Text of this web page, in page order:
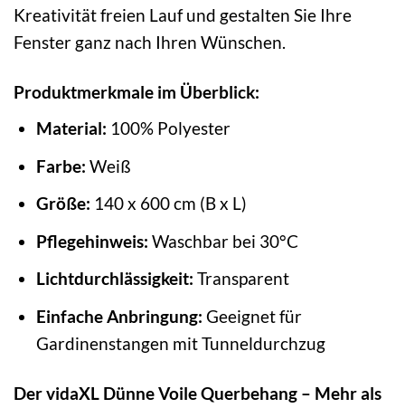
Kreativität freien Lauf und gestalten Sie Ihre
Fenster ganz nach Ihren Wünschen.
Produktmerkmale im Überblick:
Material: 100% Polyester
Farbe: Weiß
Größe: 140 x 600 cm (B x L)
Pflegehinweis: Waschbar bei 30°C
Lichtdurchlässigkeit: Transparent
Einfache Anbringung: Geeignet für
Gardinenstangen mit Tunneldurchzug
Der vidaXL Dünne Voile Querbehang – Mehr als